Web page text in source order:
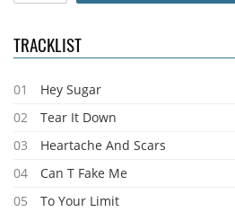
TRACKLIST
01
Hey Sugar
02
Tear It Down
03
Heartache And Scars
04
Can T Fake Me
05
To Your Limit